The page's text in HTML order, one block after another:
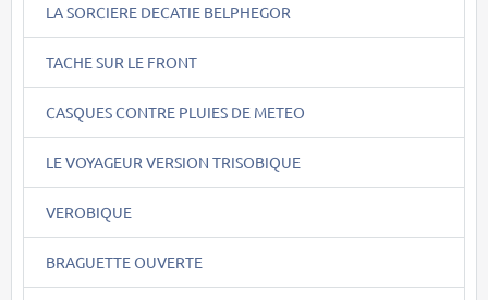
LA SORCIERE DECATIE BELPHEGOR
TACHE SUR LE FRONT
CASQUES CONTRE PLUIES DE METEO
LE VOYAGEUR VERSION TRISOBIQUE
VEROBIQUE
BRAGUETTE OUVERTE